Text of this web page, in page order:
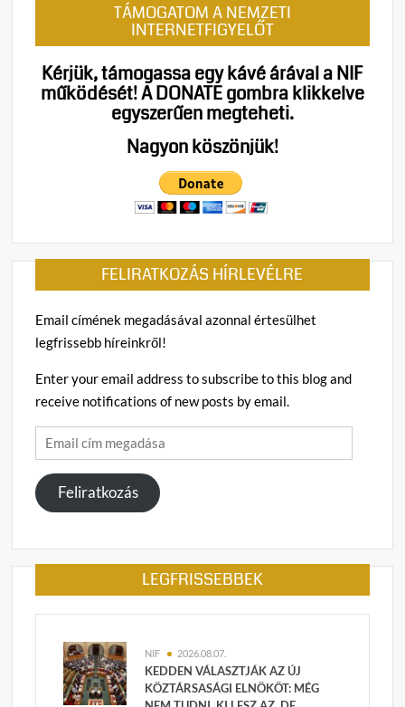
TÁMOGATOM A NEMZETI
INTERNETFIGYELŐT
Kérjük, támogassa egy kávé árával a NIF
működését!A DONATE gombra klikkelve
egyszerűen megteheti.
Nagyon köszönjük!
FELIRATKOZÁS HÍRLEVÉLRE
Email címének megadásával azonnal értesülhet
legfrissebb híreinkről!
Enter your email address to subscribe to this blog and
receive notifications of new posts by email.
Email
cím
megadása
Feliratkozás
LEGFRISSEBBEK
NIF 2026.08.07.
KEDDEN VÁLASZTJÁK AZ ÚJ
KÖZTÁRSASÁGI ELNÖKÖT: MÉG